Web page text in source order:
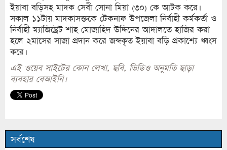
ইয়াবা বড়িসহ মাদক সেবী সোনা মিয়া (৩০) কে আটক করে।
সকাল ১১টায় মাদকাসক্তকে টেকনাফ উপজেলা নির্বাহী কর্মকর্তা ও
নির্বাহী ম্যাজিষ্ট্রেট শাহ মোজাহিদ উদ্দিনের আদালতে হাজির করা
হলে ২মাসের সাজা প্রদান করে জব্দকৃত ইয়াবা বড়ি প্রকাশ্যে ধ্বংস
করে।
এই ওয়েব সাইটের কোন লেখা, ছবি, ভিডিও অনুমতি ছাড়া
ব্যবহার বেআইনি।
সর্বশেষ